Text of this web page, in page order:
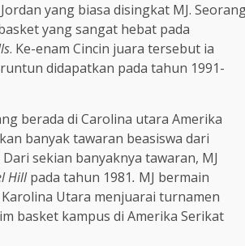
yang biasa disingkat MJ.
yang sangat hebat pada
. Ke-enam Cincin juara tersebut ia
didapatkan pada tahun 1991-
berada di Carolina utara Amerika
banyak tawaran beasiswa dari
sekian banyaknya tawaran, MJ
Hillpada tahun 1981. MJ bermain
Utara menjuarai turnamen
basket kampus di Amerika Serikat